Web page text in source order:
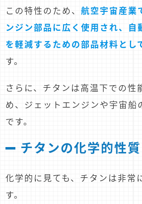
この特性のため、航空宇宙産業
ンジン部品に広く使用され、自
を軽減するための部品材料とし
す。
さらに、チタンは高温下での性
め、ジェットエンジンや宇宙船
です。
チタンの化学的性質
化学的に見ても、チタンは非常
す。